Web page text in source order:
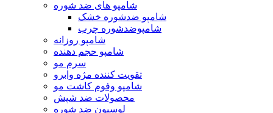
شامپو های ضد شوره
شامپو ضدشوره خشک
شامپوضدشوره چرب
شامپو روزانه
شامپو حجم دهنده
سرم مو
تقویت کننده مژه وابرو
شامپو وفوم کاشت مو
محصولات ضد شپش
لوسیون ضد شوره